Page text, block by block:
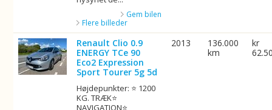
Gem bilen
Flere billeder
Renault Clio 0.9
ENERGY TCe 90
Eco2 Expression
Sport Tourer 5g 5d
Højdepunkter: ⭐ 1200
KG. TRÆK⭐
NAVIGATION⭐
2013
136.000
km
kr